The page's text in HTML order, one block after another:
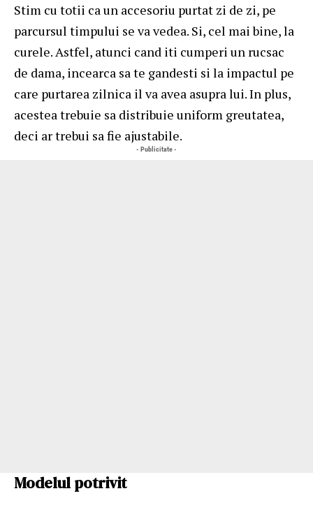
Stim cu totii ca un accesoriu purtat zi de zi, pe
parcursul timpului se va vedea. Si, cel mai bine, la
curele. Astfel, atunci cand iti cumperi un rucsac
de dama, incearca sa te gandesti si la impactul pe
care purtarea zilnica il va avea asupra lui. In plus,
acestea trebuie sa distribuie uniform greutatea,
deci ar trebui sa fie ajustabile.
- Publicitate -
Modelul potrivit